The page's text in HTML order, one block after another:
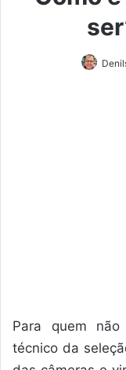
Para quem
técnico da